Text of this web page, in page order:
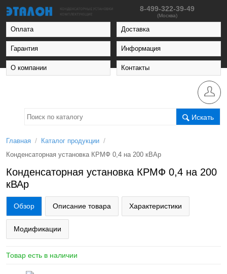
8-499-322-39-49
(Москва)
Оплата Доставка
Гарантия Информация
О компании Контакты
Искать
Главная / Каталог продукции /
Конденсаторная установка КРМФ 0,4 на 200 кВАр
Конденсаторная установка КРМФ 0,4 на 200
кВАр
Обзор Описание товара Характеристики
Модификации
Товар есть в наличии